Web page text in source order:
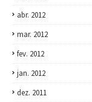
abr. 2012
mar. 2012
fev. 2012
jan. 2012
dez. 2011